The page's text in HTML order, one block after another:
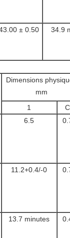
± 0.50 34.9
Dimensions
mm
1
6.5
11.2+0.4/-0
13.7 minutes